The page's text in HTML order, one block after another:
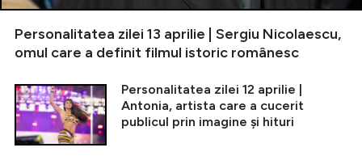
Personalitatea zilei 13 aprilie | Sergiu Nicolaescu,
omul care a definit filmul istoric românesc
Personalitatea zilei 12 aprilie |
Antonia, artista care a cucerit
publicul prin imagine și hituri